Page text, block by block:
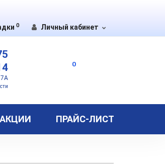
0 Личный кабинет
0
АКЦИИ ПРАЙС-ЛИСТ